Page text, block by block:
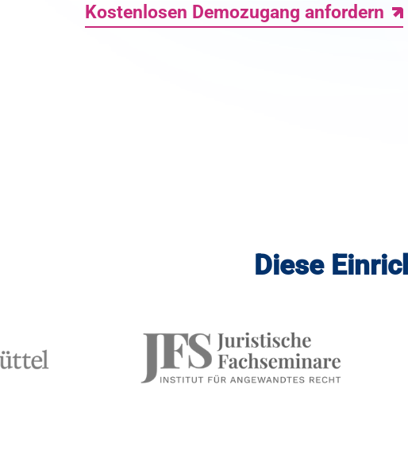
Kostenlosen Demozugang anfordern
Diese